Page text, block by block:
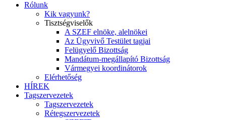
Rólunk
Kik vagyunk?
Tisztségviselők
A SZEF elnöke, alelnökei
Az Ügyvivő Testület tagjai
Felügyelő Bizottság
Mandátum-megállapító Bizottság
Vármegyei koordinátorok
Elérhetőség
HÍREK
Tagszervezetek
Tagszervezetek
Rétegszervezetek